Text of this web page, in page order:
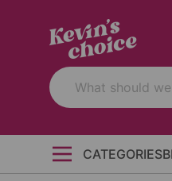
CATEGORIES